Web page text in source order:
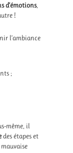
d’émotions,
!
l’ambiance
;
même, il
des étapes et